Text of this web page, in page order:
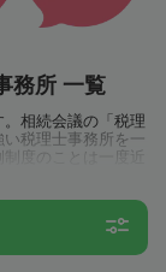
務所 一覧
相続会議の「税理
税理士事務所を一
度のことは一度近